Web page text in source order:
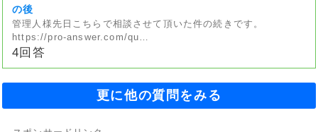
の後
管理人様先日こちらで相談させて頂いた件の続きです。
https://pro-answer.com/qu…
4回答
更に他の質問をみる